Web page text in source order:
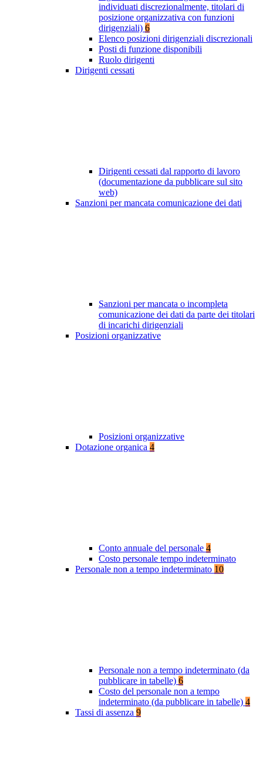
individuati discrezionalmente, titolari di
posizione organizzativa con funzioni
dirigenziali) 6
Elenco posizioni dirigenziali discrezionali
Posti di funzione disponibili
Ruolo dirigenti
Dirigenti cessati
Dirigenti cessati dal rapporto di lavoro
(documentazione da pubblicare sul sito
web)
Sanzioni per mancata comunicazione dei dati
Sanzioni per mancata o incompleta
comunicazione dei dati da parte dei titolari
di incarichi dirigenziali
Posizioni organizzative
Posizioni organizzative
Dotazione organica 4
Conto annuale del personale 4
Costo personale tempo indeterminato
Personale non a tempo indeterminato 10
Personale non a tempo indeterminato (da
pubblicare in tabelle) 6
Costo del personale non a tempo
indeterminato (da pubblicare in tabelle) 4
Tassi di assenza 9